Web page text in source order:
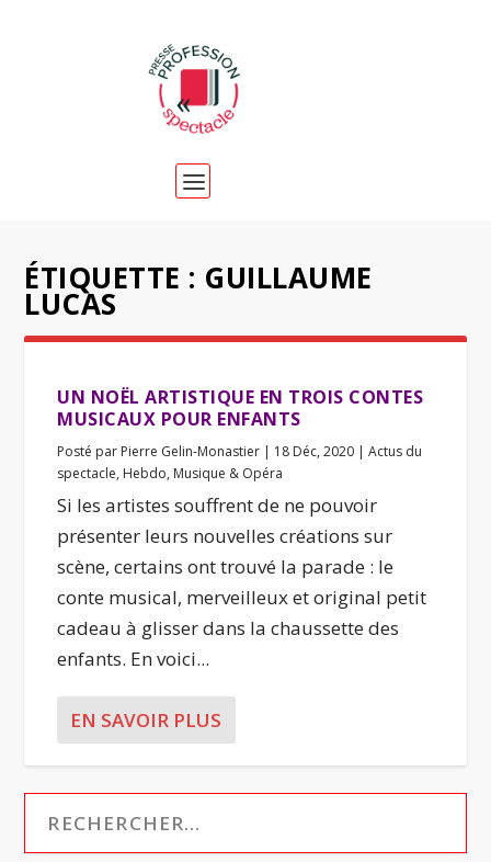
ÉTIQUETTE : GUILLAUME
LUCAS
UN NOËL ARTISTIQUE EN TROIS CONTES
MUSICAUX POUR ENFANTS
Posté par Pierre Gelin-Monastier | 18 Déc, 2020 |Actus du
spectacle, Hebdo, Musique & Opéra
Si les artistes souffrent de ne pouvoir
présenter leurs nouvelles créations sur
scène, certains ont trouvé la parade : le
conte musical, merveilleux et original petit
cadeau à glisser dans la chaussette des
enfants. En voici...
EN SAVOIR PLUS